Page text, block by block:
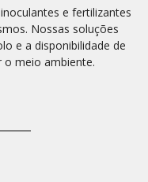
e fertilizantes
Nossas soluções
e a disponibilidade de
o meio ambiente.